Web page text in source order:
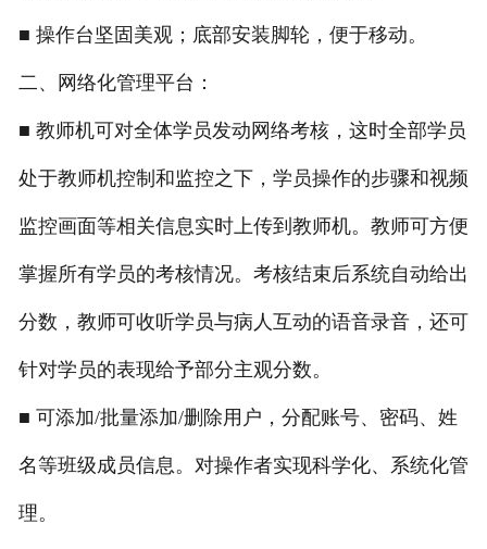
■ 操作台坚固美观；底部安装脚轮，便于移动。
二、网络化管理平台：
■ 教师机可对全体学员发动网络考核，这时全部学员
处于教师机控制和监控之下，学员操作的步骤和视频
监控画面等相关信息实时上传到教师机。教师可方便
掌握所有学员的考核情况。考核结束后系统自动给出
分数，教师可收听学员与病人互动的语音录音，还可
针对学员的表现给予部分主观分数。
■ 可添加/批量添加/删除用户，分配账号、密码、姓
名等班级成员信息。对操作者实现科学化、系统化管
理。